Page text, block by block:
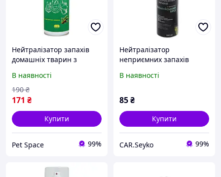
Нейтралізатор запахів
домашніх тварин з
мл, MODES
В наявності
171 ₴
190 ₴
Купити
Pet Space 99%
Нейтралізатор
неприємних запахів
Альпійский Бріз 200 мл
В наявності
85₴
Купити
CAR.Seyko 99%